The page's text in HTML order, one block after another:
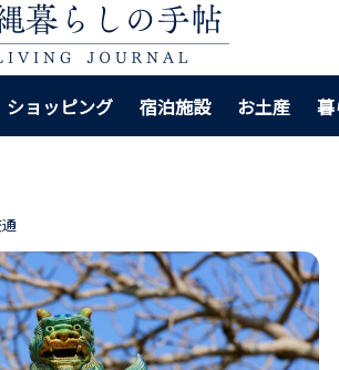
ショッピング 宿泊施設 お土産
車場おすすめ7選｜徒歩距離と使いや
すさで選びやすく！